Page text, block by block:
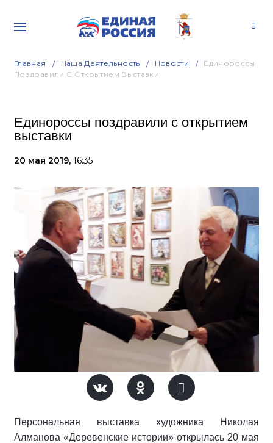
Главная Наша Деятельность Новости
Единороссы
Поздравили С Открытием Выставки
Единороссы поздравили с открытием
выставки
20 мая 2019, 16:35
Персональная выставка художника Николая
Алманова «Деревенские истории» открылась 20 мая